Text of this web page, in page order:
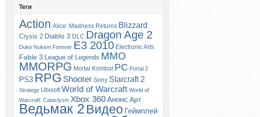
Теги
Action Alice: Madness Returns Blizzard
Crysis 2 Diablo 3 DLC Dragon Age 2
Duke Nukem Forever E3 2010 Electronic Arts
Fable 3 League of Legends MMO
MMORPG Mortal Kombat PC Portal 2
PS3 RPG Shooter Sony Starcraft 2
Strategy Ubisoft World of Warcraft World of
Warcraft: Cataclysm Xbox 360Анонс Арт
Ведьмак 2 Видео Геймплей